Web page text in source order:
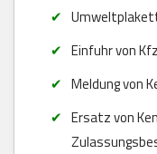
Einfuhr von
Meldung von
Ersatz von